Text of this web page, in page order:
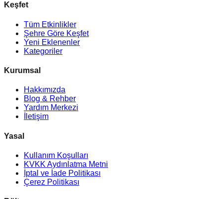
Keşfet
Tüm Etkinlikler
Şehre Göre Keşfet
Yeni Eklenenler
Kategoriler
Kurumsal
Hakkımızda
Blog & Rehber
Yardım Merkezi
İletişim
Yasal
Kullanım Koşulları
KVKK Aydınlatma Metni
İptal ve İade Politikası
Çerez Politikası